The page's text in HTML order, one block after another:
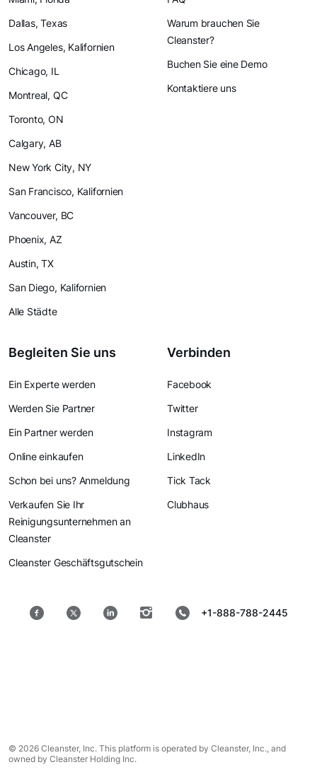
Dallas, Texas
Los Angeles, Kalifornien
Chicago, IL
Montreal, QC
Toronto, ON
Calgary, AB
New York City, NY
San Francisco, Kalifornien
Vancouver, BC
Phoenix, AZ
Austin, TX
San Diego, Kalifornien
Alle Städte
Warum brauchen Sie
Cleanster?
Buchen Sie eine Demo
Kontaktiere uns
Begleiten Sie uns
Ein Experte werden
Werden Sie Partner
Ein Partner werden
Online einkaufen
Schon bei uns? Anmeldung
Verkaufen Sie Ihr
Reinigungsunternehmen an
Cleanster
Cleanster Geschäftsgutschein
Verbinden
Facebook
Twitter
Instagram
LinkedIn
Tick Tack
Clubhaus
+1-888-788-2445
© 2026 Cleanster, Inc. This platform is operated by Cleanster, Inc., and
owned by Cleanster Holding Inc.